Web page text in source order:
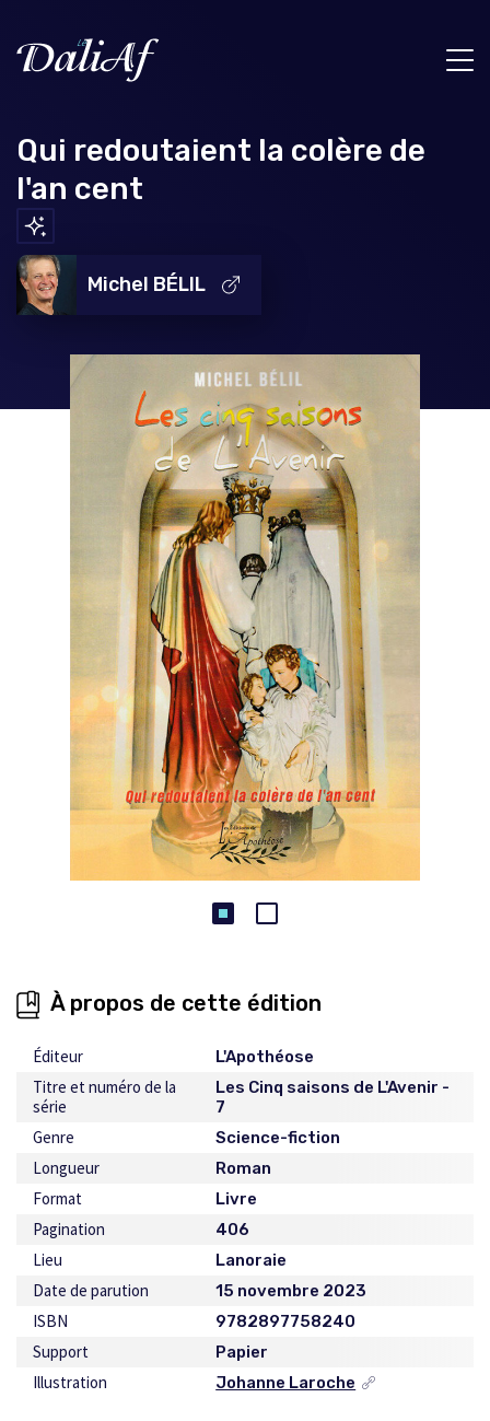
Qui redoutaient la colère de
l'an cent
Michel BÉLIL
À propos de cette édition
Éditeur L'Apothéose
Titre et numéro de la
série
Les Cinq saisons de L'Avenir -
7
Genre Science-fiction
Longueur Roman
Format Livre
Pagination 406
Lieu Lanoraie
Date de parution 15 novembre 2023
ISBN 9782897758240
Support Papier
Illustration Johanne Laroche
Ce